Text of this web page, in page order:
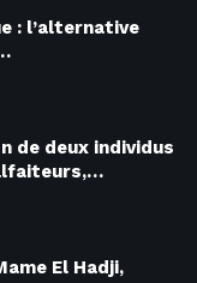
: l’alternative
de deux individus
El Hadji,